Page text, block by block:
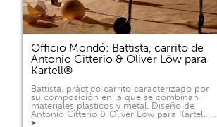
Officio Mondó: Battista, carrito de
Antonio Citterio & Oliver Löw para
Kartell®
Battista, práctico carrito caracterizado por
su composición en la que se combinan
materiales plásticos y metal. Diseño de
Antonio Citterio & Oliver Löw para Kartell. …
>